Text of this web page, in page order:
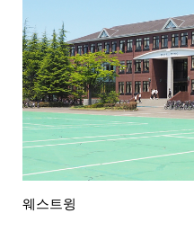
웨스트윙